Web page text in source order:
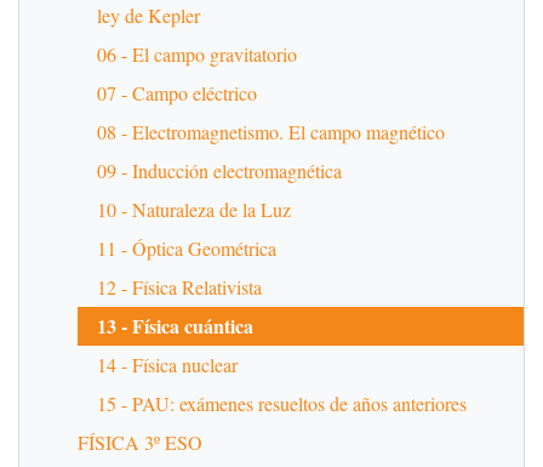
ley de Kepler
06 - El campo gravitatorio
07 - Campo eléctrico
08 - Electromagnetismo. El campo magnético
09 - Inducción electromagnética
10 - Naturaleza de la Luz
11 - Óptica Geométrica
12 - Física Relativista
13 - Física cuántica
14 - Física nuclear
15 - PAU: exámenes resueltos de años anteriores
FÍSICA 3º ESO